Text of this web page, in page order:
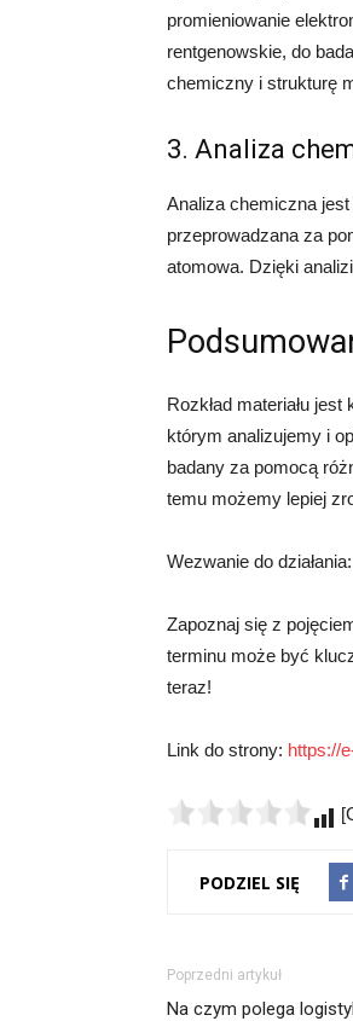
promieniowanie
rentgenowskie, do
chemiczny i strukturę
3. Analiza
Analiza chemiczna
przeprowadzana za
atomowa. Dzięki
Rozkład materiału
którym analizujemy i
badany za pomocą
temu możemy lepiej
Wezwanie do działania:
Zapoznaj się z
terminu może być
teraz!
Link do strony: https://
PODZIEL SIĘ
Poprzedni artykuł
Na czym polega